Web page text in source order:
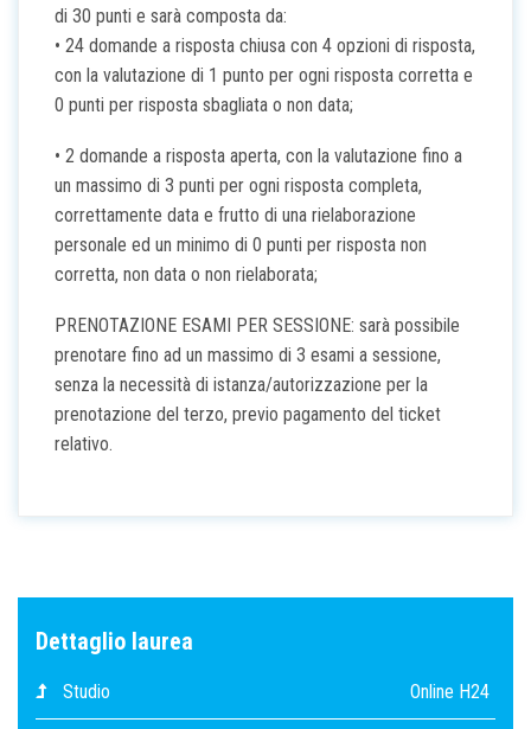
di 30 punti e sarà composta da:
• 24 domande a risposta chiusa con 4 opzioni di risposta,
con la valutazione di 1 punto per ogni risposta corretta e
0 punti per risposta sbagliata o non data;
• 2 domande a risposta aperta, con la valutazione fino a
un massimo di 3 punti per ogni risposta completa,
correttamente data e frutto di una rielaborazione
personale ed un minimo di 0 punti per risposta non
corretta, non data o non rielaborata;
PRENOTAZIONE ESAMI PER SESSIONE: sarà possibile
prenotare fino ad un massimo di 3 esami a sessione,
senza la necessità di istanza/autorizzazione per la
prenotazione del terzo, previo pagamento del ticket
relativo.
Dettaglio laurea
Studio Online H24